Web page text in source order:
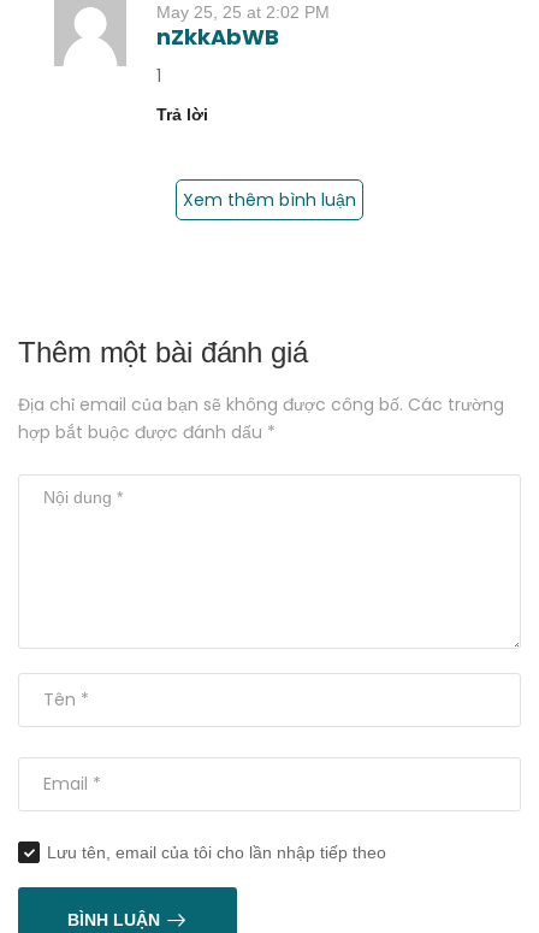
May 25, 25 at 2:02 PM
nZkkAbWB
1
Trả lời
Xem thêm bình luận
Thêm một bài đánh giá
Địa chỉ email của bạn sẽ không được công bố. Các trường
hợp bắt buộc được đánh dấu *
Lưu tên, email của tôi cho lần nhập tiếp theo
BÌNH LUẬN